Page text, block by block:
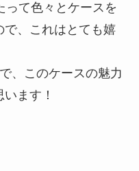
って色々とケースを
で、これはとても嬉
、このケースの魅力
ます！